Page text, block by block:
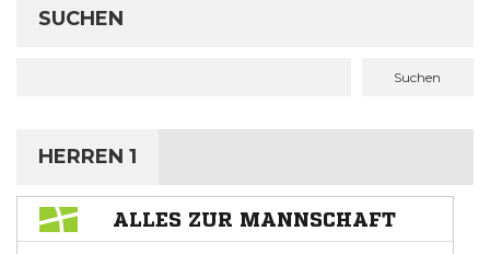
SUCHEN
Suchen
HERREN 1